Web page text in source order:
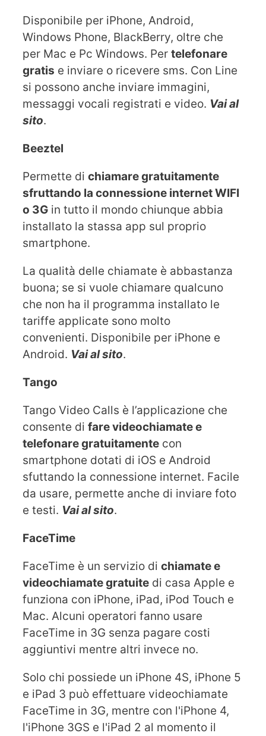
Disponibile per iPhone, Android,
Windows Phone, BlackBerry, oltre che
per Mac e Pc Windows. Per telefonare
gratis e inviare o ricevere sms. Con Line
si possono anche inviare immagini,
messaggi vocali registrati e video. Vai al
sito.
Beeztel
Permette di chiamare gratuitamente
sfruttando la connessione internet WIFI
o 3G in tutto il mondo chiunque abbia
installato la stassa app sul proprio
smartphone.
La qualità delle chiamate è abbastanza
buona; se si vuole chiamare qualcuno
che non ha il programma installato le
tariffe applicate sono molto
convenienti. Disponibile per iPhone e
Android. Vai al sito.
Tango
Tango Video Calls è l’applicazione che
consente di fare videochiamate e
telefonare gratuitamente con
smartphone dotati di iOS e Android
sfuttando la connessione internet. Facile
da usare, permette anche di inviare foto
e testi. Vai al sito.
FaceTime
FaceTime è un servizio di chiamate e
videochiamate gratuite di casa Apple e
funziona con iPhone, iPad, iPod Touch e
Mac. Alcuni operatori fanno usare
FaceTime in 3G senza pagare costi
aggiuntivi mentre altri invece no.
Solo chi possiede un iPhone 4S, iPhone 5
e iPad 3 può effettuare videochiamate
FaceTime in 3G, mentre con l'iPhone 4,
l'iPhone 3GS e l'iPad 2 al momento il